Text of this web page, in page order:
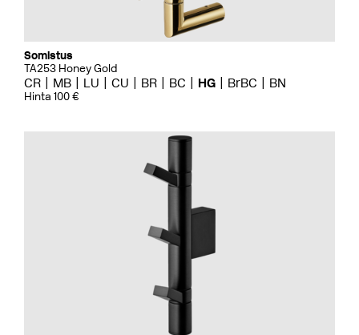
Somistus
TA253 Honey Gold
CR MB LU CU BR BC HG BrBC BN
Hinta 100 €